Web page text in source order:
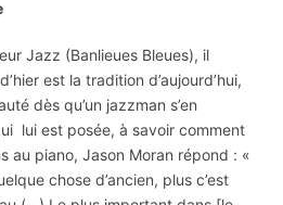
Jazz (Banlieues Bleues), il
est la tradition d’aujourd’hui,
dès qu’un jazzman s’en
lui est posée, à savoir comment
au piano, Jason Moran répond : «
chose d’ancien, plus c’est